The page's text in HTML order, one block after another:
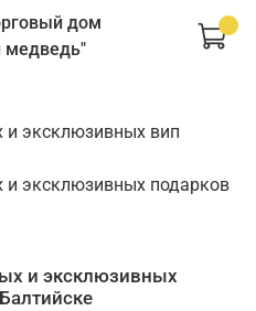
дом
медведь"
и эксклюзивных вип
и эксклюзивных подарков
и эксклюзивных